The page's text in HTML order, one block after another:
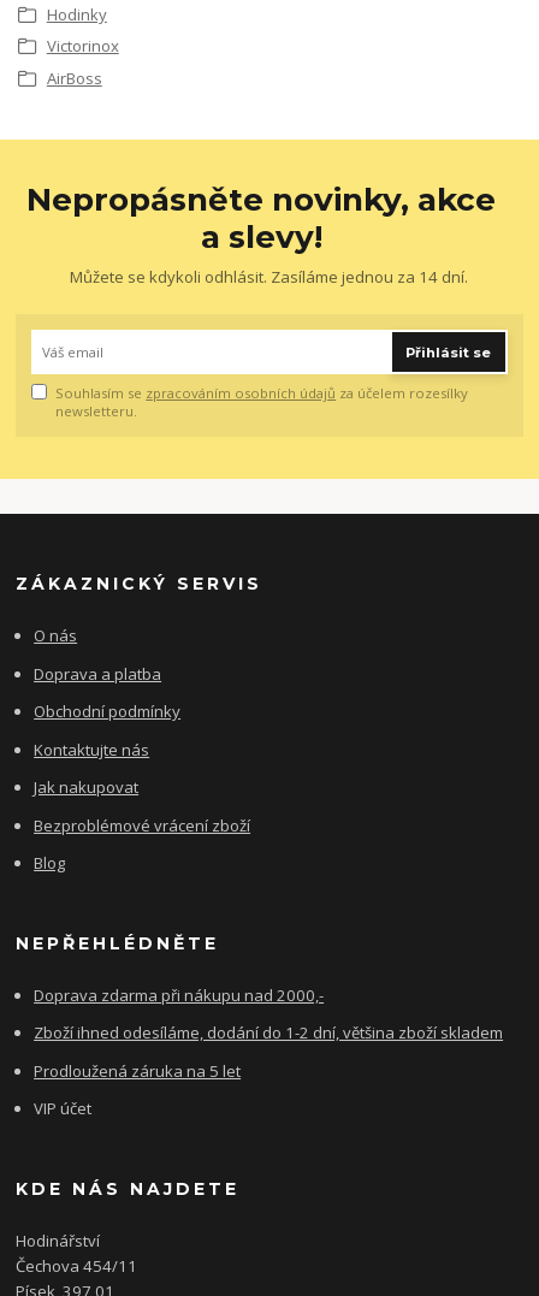
Hodinky
Victorinox
AirBoss
Nepropásněte novinky, akce
a slevy!
Můžete se kdykoli odhlásit. Zasíláme jednou za 14 dní.
Přihlásit se
Souhlasím se zpracováním osobních údajů za účelem rozesílky
newsletteru.
ZÁKAZNICKÝ SERVIS
O nás
Doprava a platba
Obchodní podmínky
Kontaktujte nás
Jak nakupovat
Bezproblémové vrácení zboží
Blog
NEPŘEHLÉDNĚTE
Doprava zdarma při nákupu nad 2000,-
Zboží ihned odesíláme, dodání do 1-2 dní, většina zboží skladem
Prodloužená záruka na 5 let
VIP účet
KDE NÁS NAJDETE
Hodinářství
Čechova 454/11
Písek, 397 01